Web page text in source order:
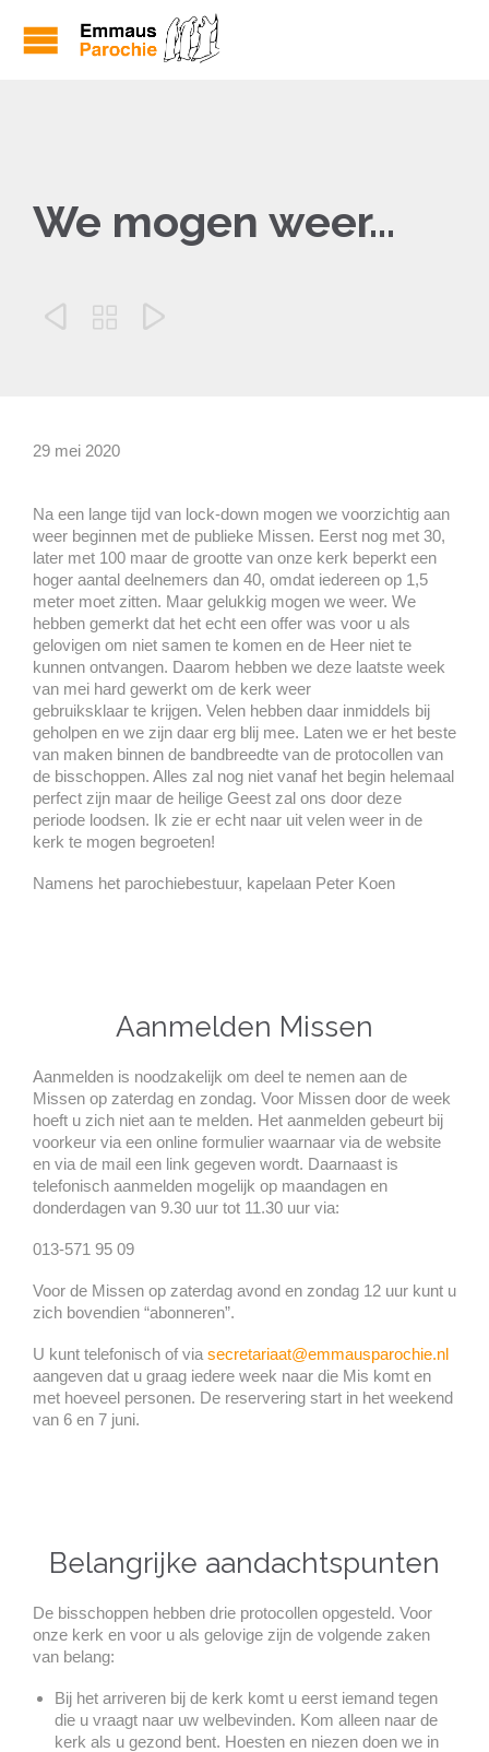
We mogen weer…
  
29 mei 2020
Na een lange tijd van lock-down mogen we voorzichtig aan
weer beginnen met de publieke Missen. Eerst nog met 30,
later met 100 maar de grootte van onze kerk beperkt een
hoger aantal deelnemers dan 40, omdat iedereen op 1,5
meter moet zitten. Maar gelukkig mogen we weer. We
hebben gemerkt dat het echt een offer was voor u als
gelovigen om niet samen te komen en de Heer niet te
kunnen ontvangen. Daarom hebben we deze laatste week
van mei hard gewerkt om de kerk weer
gebruiksklaar te krijgen. Velen hebben daar inmiddels bij
geholpen en we zijn daar erg blij mee. Laten we er het beste
van maken binnen de bandbreedte van de protocollen van
de bisschoppen. Alles zal nog niet vanaf het begin helemaal
perfect zijn maar de heilige Geest zal ons door deze
periode loodsen. Ik zie er echt naar uit velen weer in de
kerk te mogen begroeten!
Namens het parochiebestuur, kapelaan Peter Koen
Aanmelden Missen
Aanmelden is noodzakelijk om deel te nemen aan de
Missen op zaterdag en zondag. Voor Missen door de week
hoeft u zich niet aan te melden. Het aanmelden gebeurt bij
voorkeur via een online formulier waarnaar via de website
en via de mail een link gegeven wordt. Daarnaast is
telefonisch aanmelden mogelijk op maandagen en
donderdagen van 9.30 uur tot 11.30 uur via:
013-571 95 09
Voor de Missen op zaterdag avond en zondag 12 uur kunt u
zich bovendien “abonneren”.
U kunt telefonisch of via secretariaat@emmausparochie.nl
aangeven dat u graag iedere week naar die Mis komt en
met hoeveel personen. De reservering start in het weekend
van 6 en 7 juni.
Belangrijke aandachtspunten
De bisschoppen hebben drie protocollen opgesteld. Voor
onze kerk en voor u als gelovige zijn de volgende zaken
van belang:
Bij het arriveren bij de kerk komt u eerst iemand tegen
die u vraagt naar uw welbevinden. Kom alleen naar de
kerk als u gezond bent. Hoesten en niezen doen we in